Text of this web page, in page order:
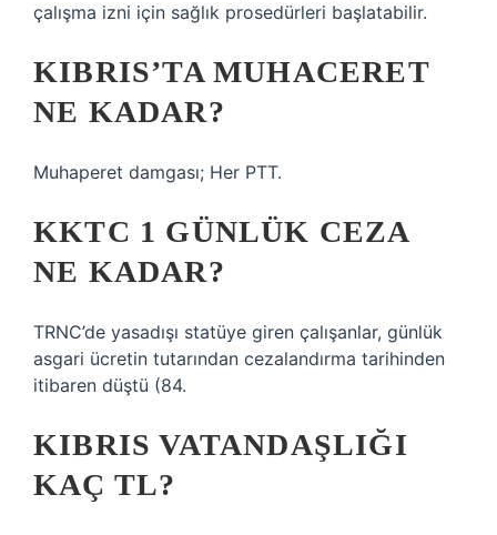
çalışma izni için sağlık prosedürleri başlatabilir.
KIBRIS’TA MUHACERET
NE KADAR?
Muhaperet damgası; Her PTT.
KKTC 1 GÜNLÜK CEZA
NE KADAR?
TRNC’de yasadışı statüye giren çalışanlar, günlük
asgari ücretin tutarından cezalandırma tarihinden
itibaren düştü (84.
KIBRIS VATANDAŞLIĞI
KAÇ TL?